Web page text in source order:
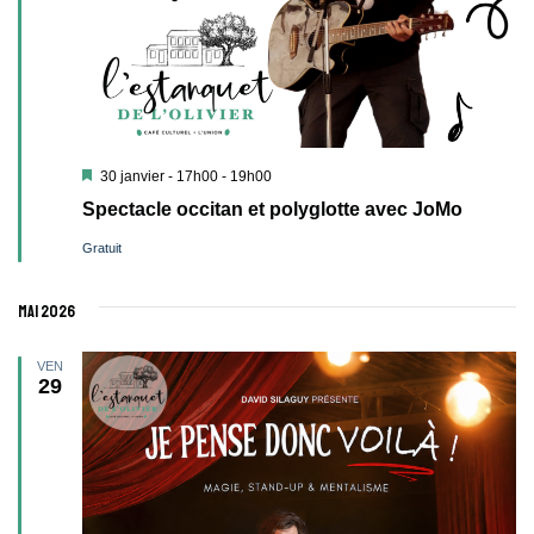
Spectacle occitan et polyglotte avec JoMo
Mis
avant
30 janvier - 17h00- 19h00
Gratuit
mai 2026
VEN
29